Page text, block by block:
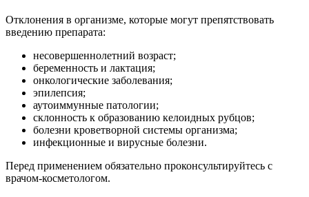
Отклонения в организме, которые могут препятствовать
введению препарата:
несовершеннолетний возраст;
беременность и лактация;
онкологические заболевания;
эпилепсия;
аутоиммунные патологии;
склонность к образованию келоидных рубцов;
болезни кроветворной системы организма;
инфекционные и вирусные болезни.
Перед применением обязательно проконсультируйтесь с
врачом-косметологом.